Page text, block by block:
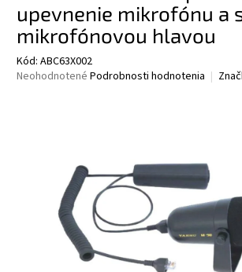
upevnenie mikrofónu a
mikrofónovou hlavou
Kód: ABC63X002
Priemerné
hviezdičiek.
Neohodnotené Podrobnosti hodnotenia